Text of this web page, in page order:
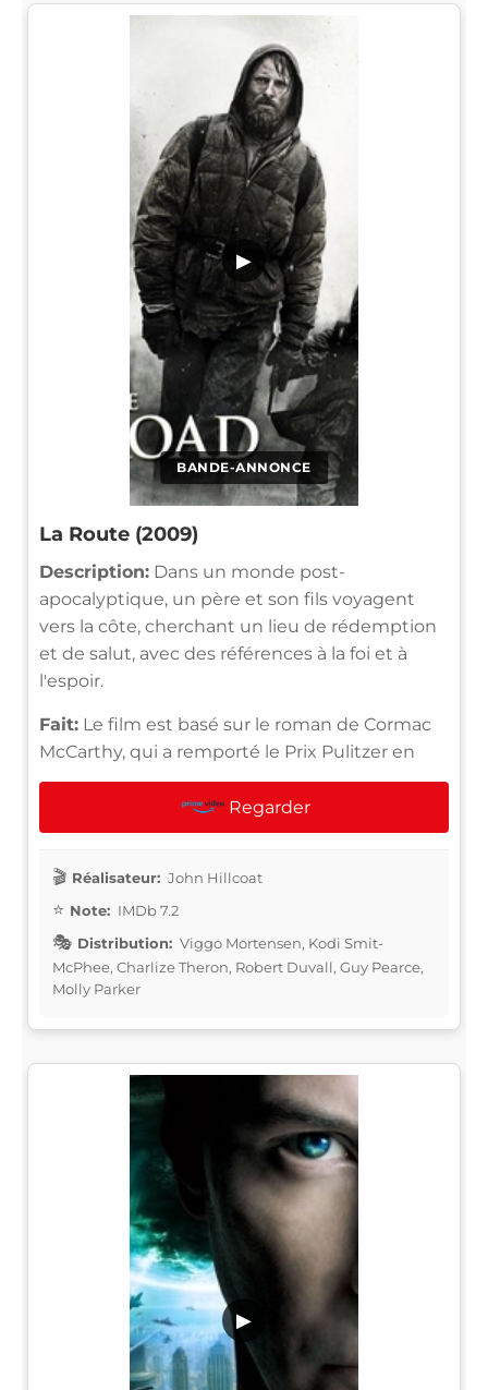
BANDE-ANNONCE
▶
La Route (2009)
Description: Dans un monde post-
apocalyptique, un père et son fils voyagent
vers la côte, cherchant un lieu de rédemption
et de salut, avec des références à la foi et à
l'espoir.
Fait: Le film est basé sur le roman de Cormac
McCarthy, qui a remporté le Prix Pulitzer en
Regarder
Réalisateur: John Hillcoat
Note: IMDb 7.2
Distribution: Viggo Mortensen, Kodi Smit-
McPhee, Charlize Theron, Robert Duvall, Guy Pearce,
Molly Parker
▶